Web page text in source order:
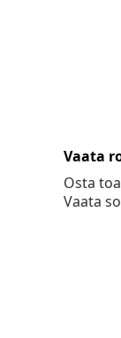
Vaata
Osta
Vaata